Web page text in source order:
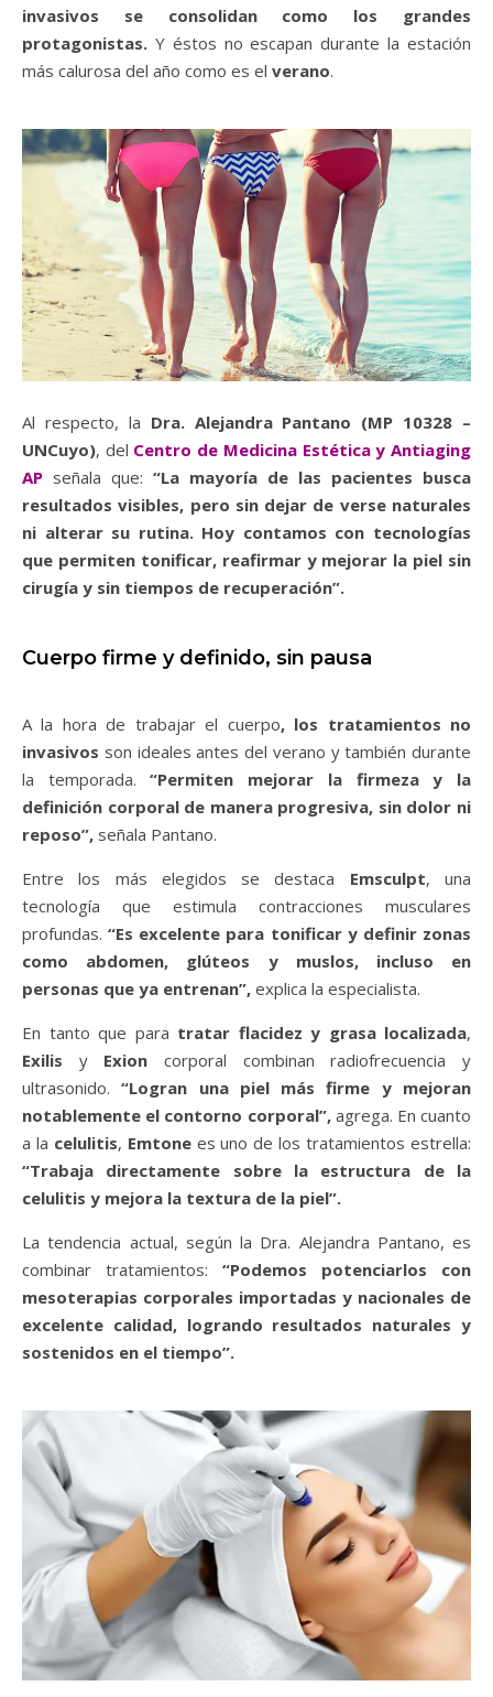
invasivos se consolidan como los grandes
protagonistas. Y éstos no escapan durante la estación
más calurosa del año como es el verano.
Al respecto, la Dra. Alejandra Pantano (MP 10328 –
UNCuyo), del Centro de Medicina Estética y Antiaging
AP señala que: “La mayoría de las pacientes busca
resultados visibles, pero sin dejar de verse naturales
ni alterar su rutina. Hoy contamos con tecnologías
que permiten tonificar, reafirmar y mejorar la piel sin
cirugía y sin tiempos de recuperación”.
Cuerpo firme y definido, sin pausa
A la hora de trabajar el cuerpo, los tratamientos no
invasivos son ideales antes del verano y también durante
la temporada.“Permiten mejorar la firmeza y la
definición corporal de manera progresiva, sin dolor ni
reposo”, señala Pantano.
Entre los más elegidos se destaca Emsculpt, una
tecnología que estimula contracciones musculares
profundas.“Es excelente para tonificar y definir zonas
como abdomen, glúteos y muslos, incluso en
personas que ya entrenan”, explica la especialista.
En tanto que para tratar flacidez y grasa localizada,
Exilis y Exion corporal combinan radiofrecuencia y
ultrasonido.“Logran una piel más firme y mejoran
notablemente el contorno corporal”,agrega. En cuanto
a la celulitis, Emtonees uno de los tratamientos estrella:
“Trabaja directamente sobre la estructura de la
celulitis y mejora la textura de la piel”.
La tendencia actual, según la Dra. Alejandra Pantano, es
combinar tratamientos: “Podemos potenciarlos con
mesoterapias corporales importadas y nacionales de
excelente calidad, logrando resultados naturales y
sostenidos en el tiempo”.